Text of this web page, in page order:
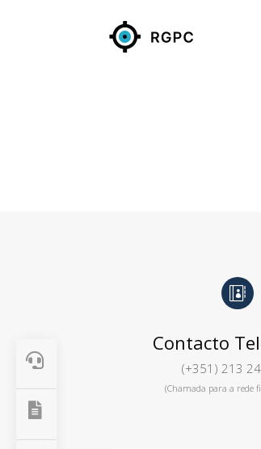



Contacto
(+351) 213
(Chamada para a rede